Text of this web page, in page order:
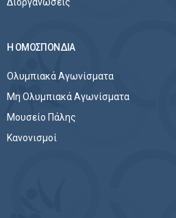
Η ΟΜΟΣΠΟΝΔΙΑ
Ολυμπιακά Αγωνίσματα
Μη Ολυμπιακά Αγωνίσματα
Μουσείο Πάλης
Κανονισμοί